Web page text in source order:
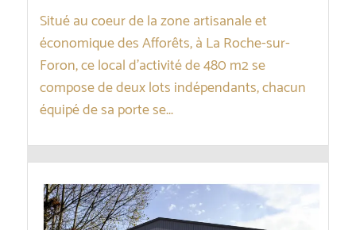
Situé au coeur de la zone artisanale et
économique des Afforêts, à La Roche-sur-
Foron, ce local d’activité de 480 m2 se
compose de deux lots indépendants, chacun
équipé de sa porte se...